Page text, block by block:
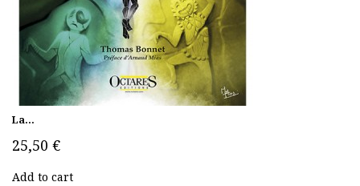
La...
25,50 €
Add to cart